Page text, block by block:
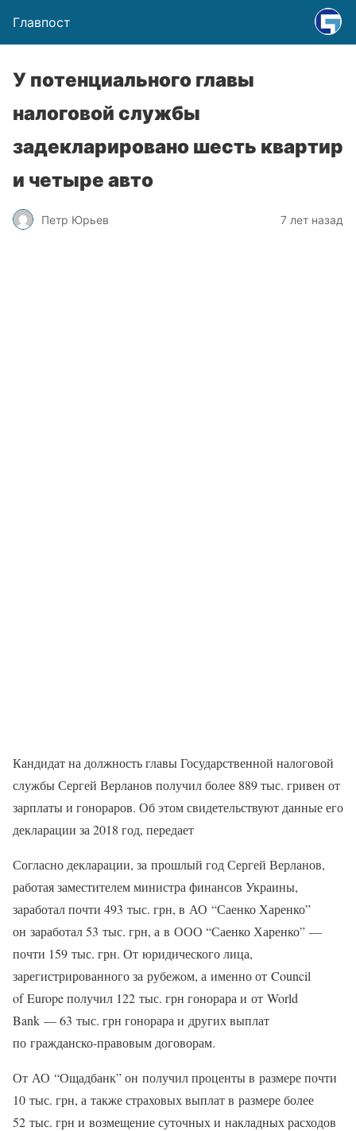
Главпост
У потенциального главы
налоговой службы
задекларировано шесть квартир
и четыре авто
Петр Юрьев 7 лет назад
Кандидат на должность главы Государственной налоговой
службы Сергей Верланов получил более 889 тыс. гривен от
зарплаты и гонораров. Об этом свидетельствуют данные его
декларации за 2018 год, передает
Согласно декларации, за прошлый год Сергей Верланов,
работая заместителем министра финансов Украины,
заработал почти 493 тыс. грн, в АО “Саенко Харенко”
он заработал 53 тыс. грн, а в ООО “Саенко Харенко” —
почти 159 тыс. грн. От юридического лица,
зарегистрированного за рубежом, а именно от Council
of Europe получил 122 тыс. грн гонорара и от World
Bank — 63 тыс. грн гонорара и других выплат
по гражданско-правовым договорам.
От АО “Ощадбанк” он получил проценты в размере почти
10 тыс. грн, а также страховых выплат в размере более
52 тыс. грн и возмещение суточных и накладных расходов